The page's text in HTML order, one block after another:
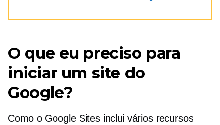
O que eu preciso para
iniciar um site do
Google?
Como o Google Sites inclui vários recursos